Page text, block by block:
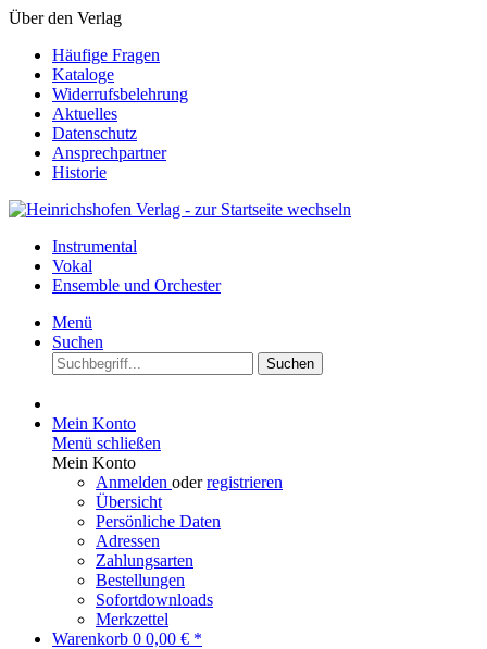
Über den Verlag
Häufige Fragen
Kataloge
Widerrufsbelehrung
Aktuelles
Datenschutz
Ansprechpartner
Historie
Instrumental
Vokal
Ensemble und Orchester
Menü
Suchen
Suchen
Mein Konto
Menü schließen
Mein Konto
Anmelden oderregistrieren
Übersicht
Persönliche Daten
Adressen
Zahlungsarten
Bestellungen
Sofortdownloads
Merkzettel
Warenkorb 0 0,00 € *